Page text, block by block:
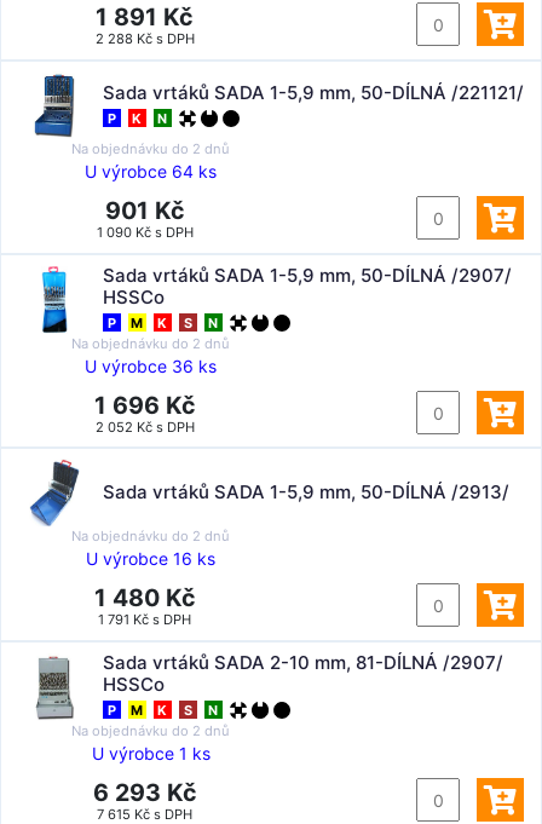
1 891 Kč
2 288 Kč s DPH
Sada vrtáků SADA 1-5,9 mm, 50-DÍLNÁ /221121/
P K
N
Na objednávku do 2 dnů
U výrobce 64 ks
901 Kč
1 090 Kč s DPH
Sada vrtáků SADA 1-5,9 mm, 50-DÍLNÁ /2907/
HSSCo
P M K S
N
Na objednávku do 2 dnů
U výrobce 36 ks
1 696 Kč
2 052 Kč s DPH
Sada vrtáků SADA 1-5,9 mm, 50-DÍLNÁ /2913/
Na objednávku do 2 dnů
U výrobce 16 ks
1 480 Kč
1 791 Kč s DPH
Sada vrtáků SADA 2-10 mm, 81-DÍLNÁ /2907/
HSSCo
P M K S
N
Na objednávku do 2 dnů
U výrobce 1 ks
6 293 Kč
7 615 Kč s DPH